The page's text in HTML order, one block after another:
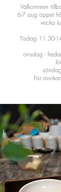
Välkommen
6-7 aug öppet
vecka
Tisdag 11.30-
onsdag -
För